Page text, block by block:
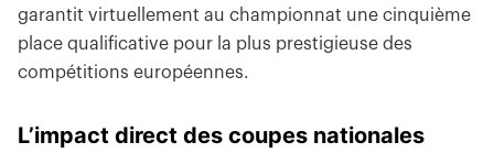
garantit virtuellement au championnat une cinquième
place qualificative pour la plus prestigieuse des
compétitions européennes.
L’impact direct des coupes nationales